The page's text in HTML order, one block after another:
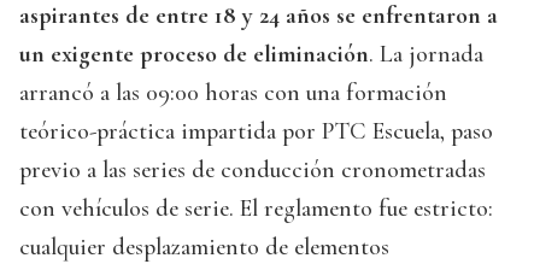
aspirantes de entre 18 y 24 años se enfrentaron a
un exigente proceso de eliminación. La jornada
arrancó a las 09:00 horas con una formación
teórico-práctica impartida por PTC Escuela, paso
previo a las series de conducción cronometradas
con vehículos de serie. El reglamento fue estricto:
cualquier desplazamiento de elementos